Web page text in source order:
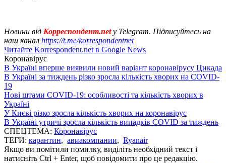
Новини від Корреспондент.netу Telegram. Підписуйтесь на
наш канал https://t.me/korrespondentnet
Читайте Korrespondent.net в Google News
Коронавірус
В Україні вперше виявили новий варіант коронавірусу Цикада
В Україні за тиждень різко зросла кількість хворих на COVID-
19
Нові штами COVID-19: особливості та кількість хворих в
Україні
У Києві різко зросла кількість хворих на коронавірус
В Україні утричі зросла кількість випадків COVID за тиждень
СПЕЦТЕМА: Коронавірус
ТЕГИ: карантин, авиакомпании, Ryanair
Якщо ви помітили помилку, виділіть необхідний текст і
натисніть Ctrl + Enter, щоб повідомити про це редакцію.